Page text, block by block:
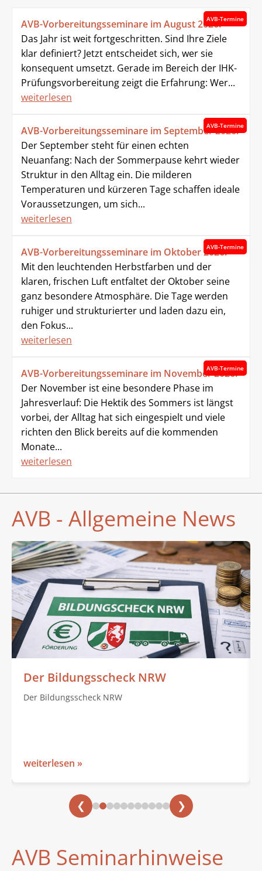
AVB-Termine
AVB-Vorbereitungsseminare im August 2026!
Das Jahr ist weit fortgeschritten. Sind Ihre Ziele
klar definiert? Jetzt entscheidet sich, wer sie
konsequent umsetzt. Gerade im Bereich der IHK-
Prüfungsvorbereitung zeigt die Erfahrung: Wer...
weiterlesen
AVB-Termine
AVB-Vorbereitungsseminare im September 2026!
Der September steht für einen echten
Neuanfang: Nach der Sommerpause kehrt wieder
Struktur in den Alltag ein. Die milderen
Temperaturen und kürzeren Tage schaffen ideale
Voraussetzungen, um sich...
weiterlesen
AVB-Termine
AVB-Vorbereitungsseminare im Oktober 2026!
Mit den leuchtenden Herbstfarben und der
klaren, frischen Luft entfaltet der Oktober seine
ganz besondere Atmosphäre. Die Tage werden
ruhiger und strukturierter und laden dazu ein,
den Fokus...
weiterlesen
AVB-Termine
AVB-Vorbereitungsseminare im November 2026!
Der November ist eine besondere Phase im
Jahresverlauf: Die Hektik des Sommers ist längst
vorbei, der Alltag hat sich eingespielt und viele
richten den Blick bereits auf die kommenden
Monate...
weiterlesen
AVB - Allgemeine News
Der Bildungsscheck NRW
Der Bildungsscheck NRW
weiterlesen »
❮ ❯
AVB Seminarhinweise